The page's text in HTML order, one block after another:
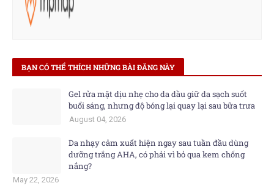
BẠN CÓ THỂ THÍCH NHỮNG BÀI ĐĂNG NÀY
Gel rửa mặt dịu nhẹ cho da dầu giữ da sạch suốt
buổi sáng, nhưng độ bóng lại quay lại sau bữa trưa
August 04, 2026
Da nhạy cảm xuất hiện ngay sau tuần đầu dùng
dưỡng trắng AHA, có phải vì bỏ qua kem chống
nắng?
May 22, 2026